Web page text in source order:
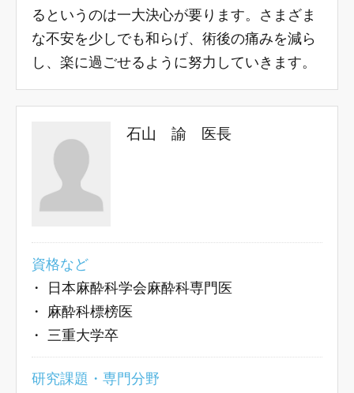
るというのは一大決心が要ります。さまざま
な不安を少しでも和らげ、術後の痛みを減ら
し、楽に過ごせるように努力していきます。
石山 諭 医長
資格など
・
日本麻酔科学会麻酔科専門医
・
麻酔科標榜医
・
三重大学卒
研究課題・専門分野